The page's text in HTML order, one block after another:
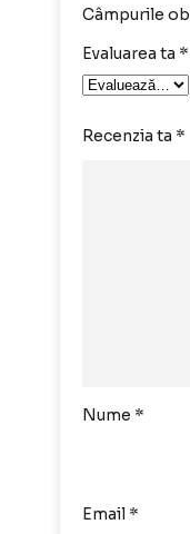
Câmpurile
Evaluarea ta *
Recenzia ta *
Nume *
Email *